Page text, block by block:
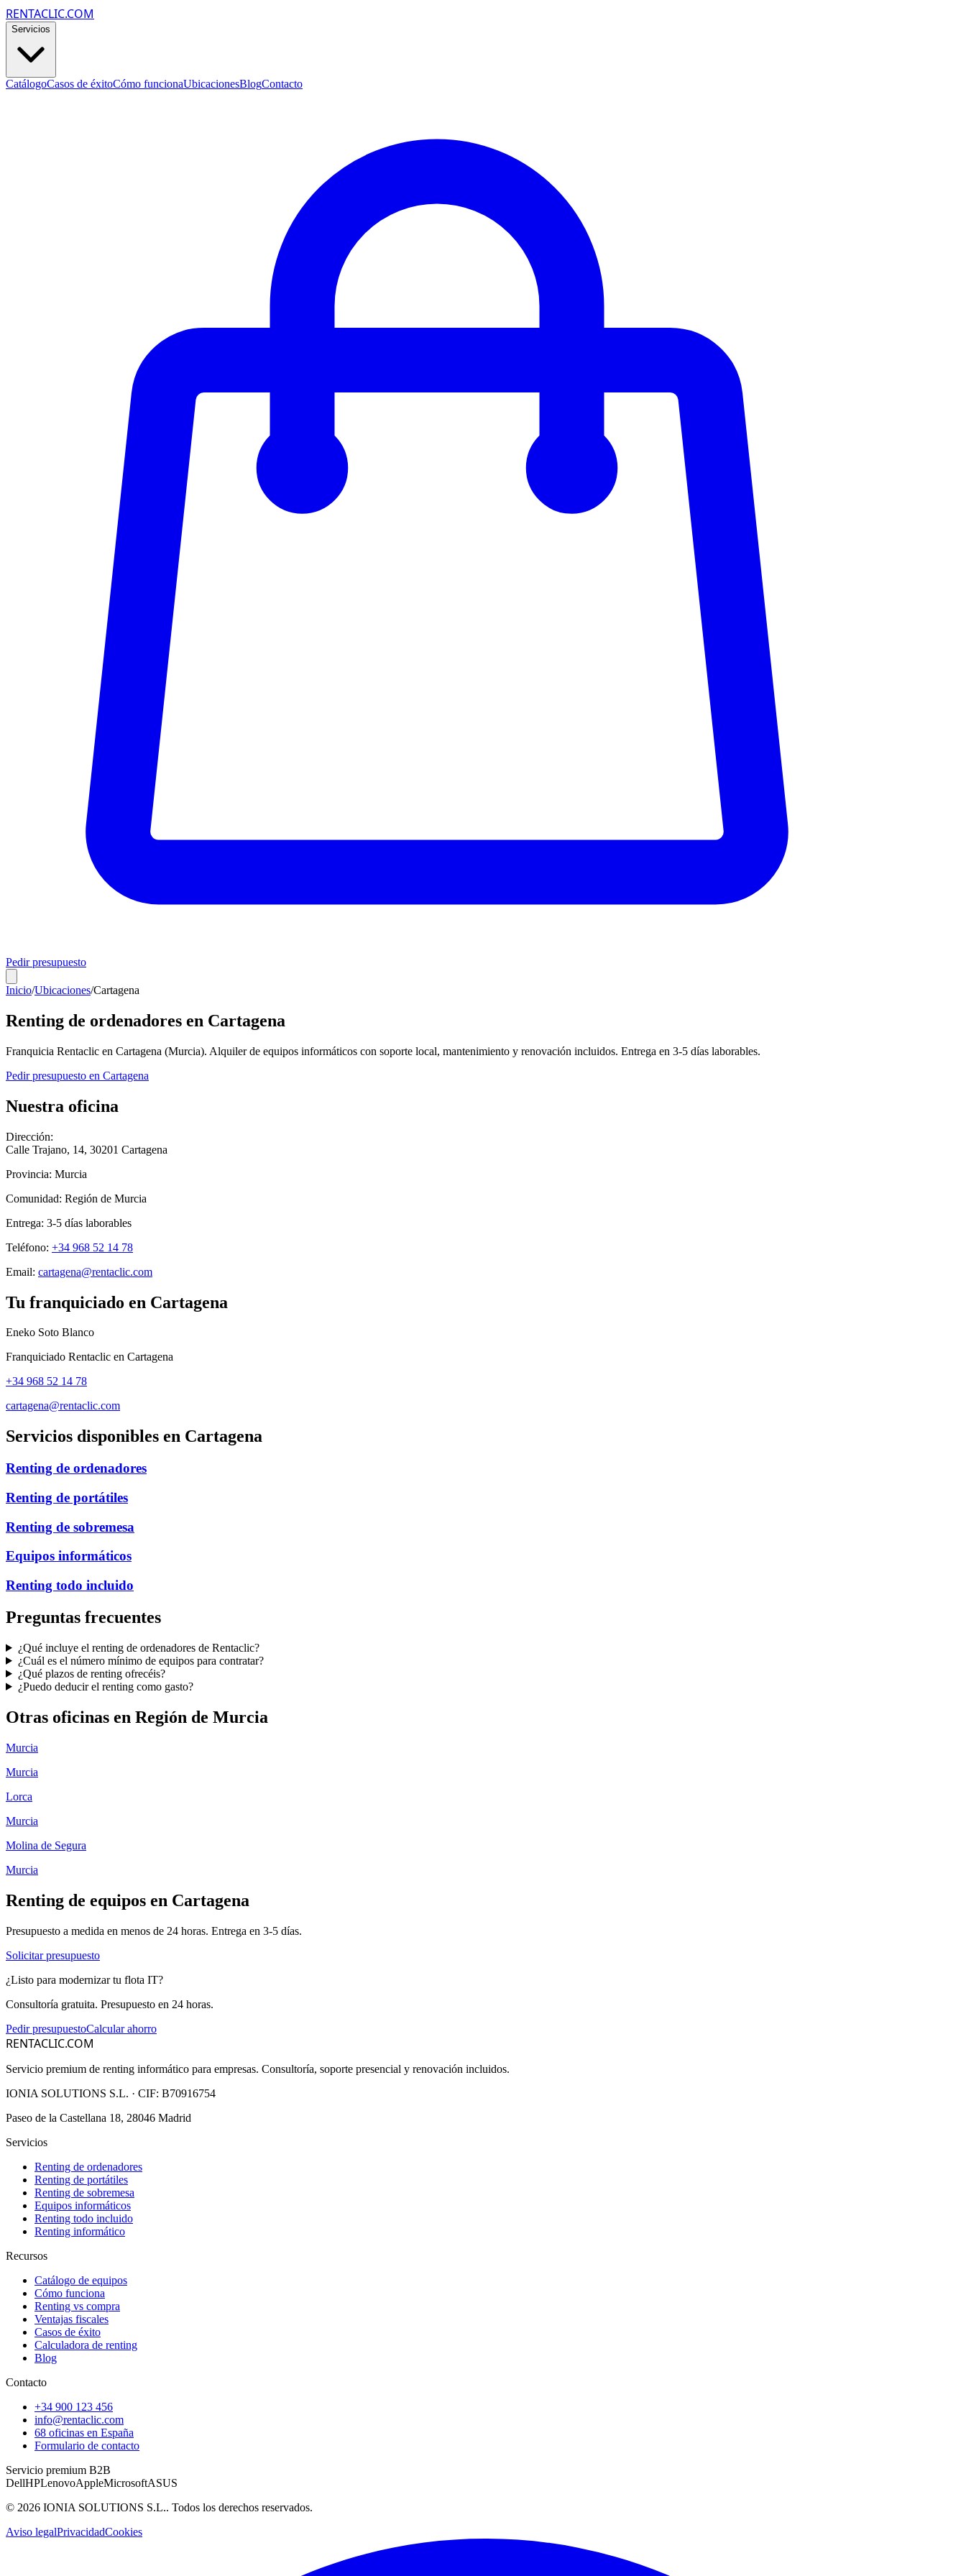
RENTACLIC.COM
Servicios
CatálogoCasos de éxitoCómo funcionaUbicacionesBlogContacto
Pedir presupuesto
Inicio/Ubicaciones/Cartagena
Renting de ordenadores en Cartagena
Franquicia Rentaclic en Cartagena (Murcia). Alquiler de equipos informáticos con soporte local, mantenimiento y renovación incluidos. Entrega en 3-5 días laborables.
Pedir presupuesto en Cartagena
Nuestra oficina
Dirección:
Calle Trajano, 14, 30201 Cartagena
Provincia: Murcia
Comunidad: Región de Murcia
Entrega: 3-5 días laborables
Teléfono: +34 968 52 14 78
Email: cartagena@rentaclic.com
Tu franquiciado en Cartagena
Eneko Soto Blanco
Franquiciado Rentaclic en Cartagena
+34 968 52 14 78
cartagena@rentaclic.com
Servicios disponibles en Cartagena
Renting de ordenadores
Renting de portátiles
Renting de sobremesa
Equipos informáticos
Renting todo incluido
Preguntas frecuentes
¿Qué incluye el renting de ordenadores de Rentaclic?
¿Cuál es el número mínimo de equipos para contratar?
¿Qué plazos de renting ofrecéis?
¿Puedo deducir el renting como gasto?
Otras oficinas en Región de Murcia
Murcia
Murcia
Lorca
Murcia
Molina de Segura
Murcia
Renting de equipos en Cartagena
Presupuesto a medida en menos de 24 horas. Entrega en 3-5 días.
Solicitar presupuesto
¿Listo para modernizar tu flota IT?
Consultoría gratuita. Presupuesto en 24 horas.
Pedir presupuestoCalcular ahorro
RENTACLIC.COM
Servicio premium de renting informático para empresas. Consultoría, soporte presencial y renovación incluidos.
IONIA SOLUTIONS S.L. · CIF: B70916754
Paseo de la Castellana 18, 28046 Madrid
Servicios
Renting de ordenadores
Renting de portátiles
Renting de sobremesa
Equipos informáticos
Renting todo incluido
Renting informático
Recursos
Catálogo de equipos
Cómo funciona
Renting vs compra
Ventajas fiscales
Casos de éxito
Calculadora de renting
Blog
Contacto
+34 900 123 456
info@rentaclic.com
68 oficinas en España
Formulario de contacto
Servicio premium B2B
DellHPLenovoAppleMicrosoftASUS
© 2026 IONIA SOLUTIONS S.L.. Todos los derechos reservados.
Aviso legalPrivacidadCookies